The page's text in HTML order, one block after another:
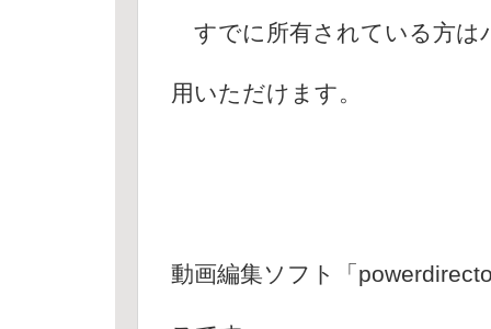
すでに所有されている方は
用いただけます。
動画編集ソフト「